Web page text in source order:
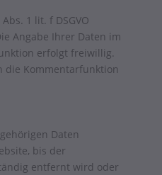
1 lit. f DSGVO
Angabe Ihrer Daten im
erfolgt freiwillig.
die Kommentarfunktion
Daten
bis der
entfernt wird oder